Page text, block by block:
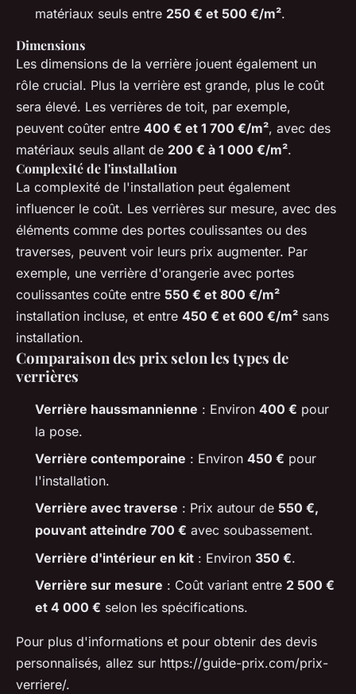
matériaux seuls entre 250 € et 500 €/m².
Dimensions
Les dimensions de la verrière jouent également un
rôle crucial. Plus la verrière est grande, plus le coût
sera élevé. Les verrières de toit, par exemple,
peuvent coûter entre 400 € et 1 700 €/m², avec des
matériaux seuls allant de 200 € à 1 000 €/m².
Complexité de l'installation
La complexité de l'installation peut également
influencer le coût. Les verrières sur mesure, avec des
éléments comme des portes coulissantes ou des
traverses, peuvent voir leurs prix augmenter. Par
exemple, une verrière d'orangerie avec portes
coulissantes coûte entre 550 € et 800 €/m²
installation incluse, et entre 450 € et 600 €/m² sans
installation.
Comparaison des prix selon les types de
verrières
Verrière haussmannienne : Environ 400 € pour
la pose.
Verrière contemporaine : Environ 450 € pour
l'installation.
Verrière avec traverse : Prix autour de 550 €,
pouvant atteindre 700 € avec soubassement.
Verrière d'intérieur en kit : Environ 350 €.
Verrière sur mesure : Coût variant entre 2 500 €
et 4 000 € selon les spécifications.
Pour plus d'informations et pour obtenir des devis
personnalisés, allez sur https://guide-prix.com/prix-
verriere/.